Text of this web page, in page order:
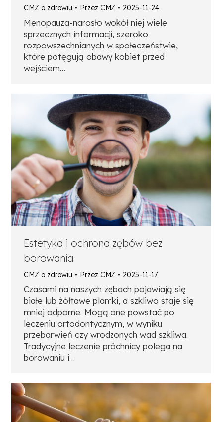
CMZ o zdrowiu Przez CMZ 2025-11-24
Menopauza-narosło wokół niej wiele
sprzecznych informacji, szeroko
rozpowszechnianych w społeczeństwie,
które potęgują obawy kobiet przed
wejściem…
Estetyka i ochrona zębów bez
borowania
CMZ o zdrowiu Przez CMZ 2025-11-17
Czasami na naszych zębach pojawiają się
białe lub żółtawe plamki, a szkliwo staje się
mniej odporne. Mogą one powstać po
leczeniu ortodontycznym, w wyniku
przebarwień czy wrodzonych wad szkliwa.
Tradycyjne leczenie próchnicy polega na
borowaniu i…